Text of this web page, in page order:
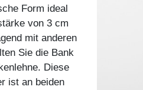
Form ideal
von 3 cm
mit anderen
Sie die Bank
Diese
ist an beiden